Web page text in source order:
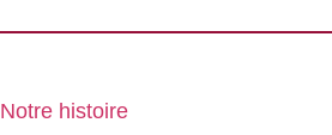
Notre histoire